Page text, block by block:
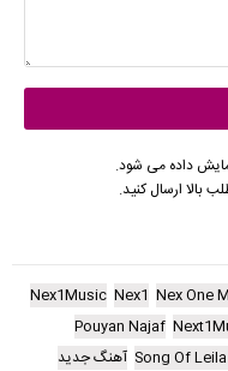
داده می شود.
بالا ارسال کنید.
Nex One
Nex1
Nex1Music
Pouyan Najaf
Song Of آهنگ جدید